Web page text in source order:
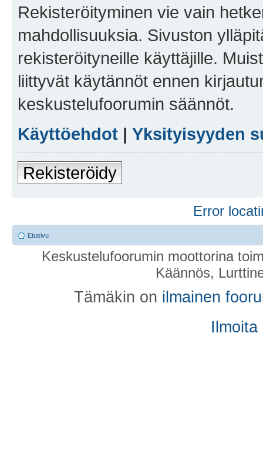
Rekisteröityminen vie vain
mahdollisuuksia. Sivuston
rekisteröityneille käyttäjille.
liittyvät käytännöt ennen
keskustelufoorumin säännöt.
Käyttöehdot | Yksityisyyden
Rekisteröidy
Error
Etusivu
Keskustelufoorumin moottorina
Käännös,
Tämäkin on ilmainen